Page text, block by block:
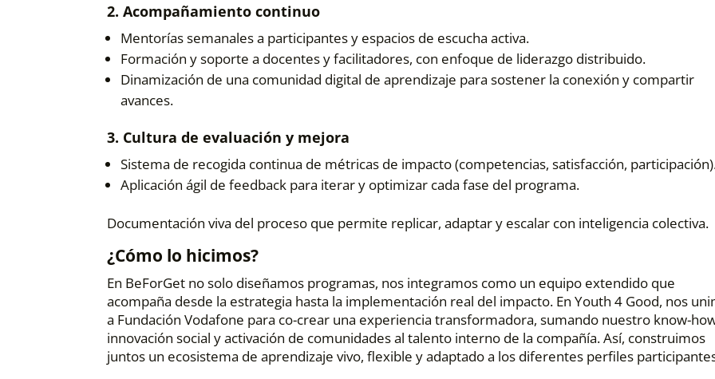
2. Acompañamiento continuo
Mentorías semanales a participantes y espacios de escucha activa.
Formación y soporte a docentes y facilitadores, con enfoque de liderazgo distribuido.
Dinamización de una comunidad digital de aprendizaje para sostener la conexión y compartir
avances.
3. Cultura de evaluación y mejora
Sistema de recogida continua de métricas de impacto (competencias, satisfacción,
Aplicación ágil de feedback para iterar y optimizar cada fase del programa.
Documentación viva del proceso que permite replicar, adaptar y escalar con inteligencia colectiva.
¿Cómo lo hicimos?
En BeForGet no solo diseñamos programas, nos integramos como un equipo extendido que
acompaña desde la estrategia hasta la implementación real del impacto. En Youth 4 Good, nos
a Fundación Vodafone para co-crear una experiencia transformadora, sumando nuestro know-
innovación social y activación de comunidades al talento interno de la compañía. Así, construimos
juntos un ecosistema de aprendizaje vivo, flexible y adaptado a los diferentes perfiles